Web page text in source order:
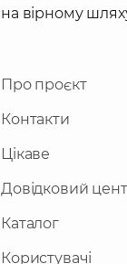
на вірному
Про проєкт
Контакти
Цікаве
Довідковий
Каталог
Користувачі